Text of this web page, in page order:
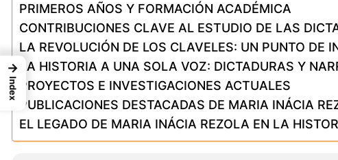
PRIMEROS AÑOS Y FORMACIÓN ACADÉMICA
CONTRIBUCIONES CLAVE AL ESTUDIO DE LAS
LA REVOLUCIÓN DE LOS CLAVELES: UN PUNTO DE
LA HISTORIA A UNA SOLA VOZ: DICTADURAS Y
PROYECTOS E INVESTIGACIONES ACTUALES
PUBLICACIONES DESTACADAS DE MARIA INÁCIA
EL LEGADO DE MARIA INÁCIA REZOLA EN LA
→
Index